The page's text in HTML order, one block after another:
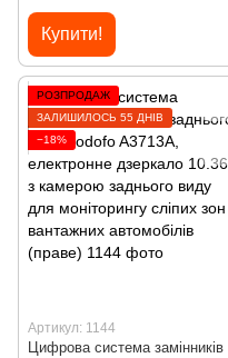
Podofo A3680, Android
Auto/CarPlay, Bluetooth, FM,
Wi-Fi
Купити!
РОЗПРОДАЖ
ЗАЛИШИЛОСЬ 55 ДНІВ
−18%
Артикул: 1144
Цифрова система замінників